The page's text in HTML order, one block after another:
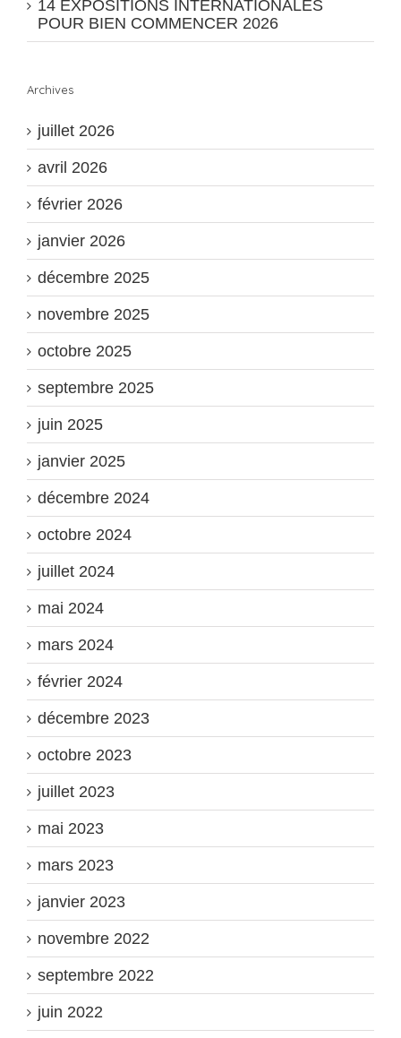
14 EXPOSITIONS INTERNATIONALES
POUR BIEN COMMENCER 2026
Archives
juillet 2026
avril 2026
février 2026
janvier 2026
décembre 2025
novembre 2025
octobre 2025
septembre 2025
juin 2025
janvier 2025
décembre 2024
octobre 2024
juillet 2024
mai 2024
mars 2024
février 2024
décembre 2023
octobre 2023
juillet 2023
mai 2023
mars 2023
janvier 2023
novembre 2022
septembre 2022
juin 2022